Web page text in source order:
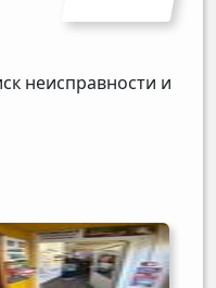
неисправности и